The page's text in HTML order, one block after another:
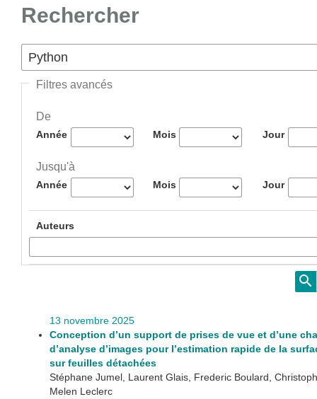
Rechercher
Filtres avancés
De
Année Mois Jour
Jusqu'à
Année Mois Jour
Auteurs
13 novembre 2025
Conception d’un support de prises de vue et d’une
d’analyse d’images pour l’estimation rapide de la
sur feuilles détachées
Stéphane Jumel, Laurent Glais, Frederic Boulard,
Melen Leclerc